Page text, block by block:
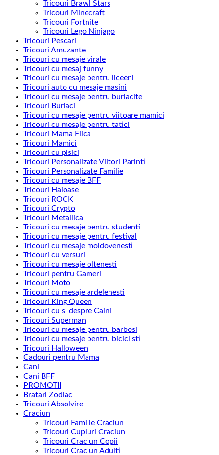
Tricouri Brawl Stars
Tricouri Minecraft
Tricouri Fortnite
Tricouri Lego Ninjago
Tricouri Pescari
Tricouri Amuzante
Tricouri cu mesaje virale
Tricouri cu mesaj funny
Tricouri cu mesaje pentru liceeni
Tricouri auto cu mesaje masini
Tricouri cu mesaje pentru burlacite
Tricouri Burlaci
Tricouri cu mesaje pentru viitoare mamici
Tricouri cu mesaje pentru tatici
Tricouri Mama Fiica
Tricouri Mamici
Tricouri cu pisici
Tricouri Personalizate Viitori Parinti
Tricouri Personalizate Familie
Tricouri cu mesaje BFF
Tricouri Haioase
Tricouri ROCK
Tricouri Crypto
Tricouri Metallica
Tricouri cu mesaje pentru studenti
Tricouri cu mesaje pentru festival
Tricouri cu mesaje moldovenesti
Tricouri cu versuri
Tricouri cu mesaje oltenesti
Tricouri pentru Gameri
Tricouri Moto
Tricouri cu mesaje ardelenesti
Tricouri King Queen
Tricouri cu si despre Caini
Tricouri Superman
Tricouri cu mesaje pentru barbosi
Tricouri cu mesaje pentru biciclisti
Tricouri Halloween
Cadouri pentru Mama
Cani
Cani BFF
PROMOTII
Bratari Zodiac
Tricouri Absolvire
Craciun
Tricouri Familie Craciun
Tricouri Cupluri Craciun
Tricouri Craciun Copii
Tricouri Craciun Adulti